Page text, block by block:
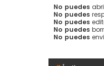
No puedes
No puedes
No puedes
No puedes
No puedes